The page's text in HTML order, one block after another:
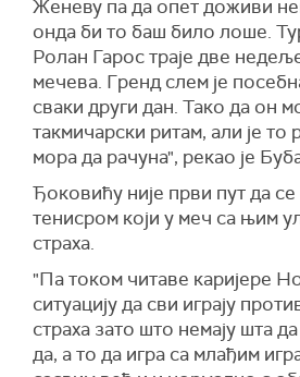
Женеву па да опет доживи
онда би то баш било лоше.
Ролан Гарос траје две
мечева. Гренд слем је
сваки други дан. Тако да он
такмичарски ритам, али је то
мора да рачуна", рекао је
Ђоковићу није први пут да
тенисром који у меч са њим
страха.
"Па током читаве каријере
ситуацију да сви играју
страха зато што немају шта
да, а то да игра са млађим